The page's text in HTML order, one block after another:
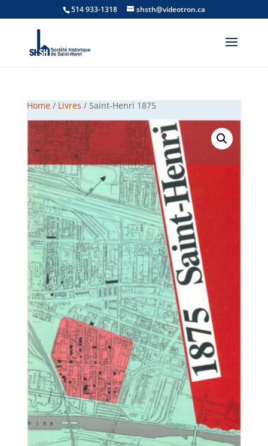
514 933-1318 shsth@videotron.ca
Home/ Livres / Saint-Henri 1875